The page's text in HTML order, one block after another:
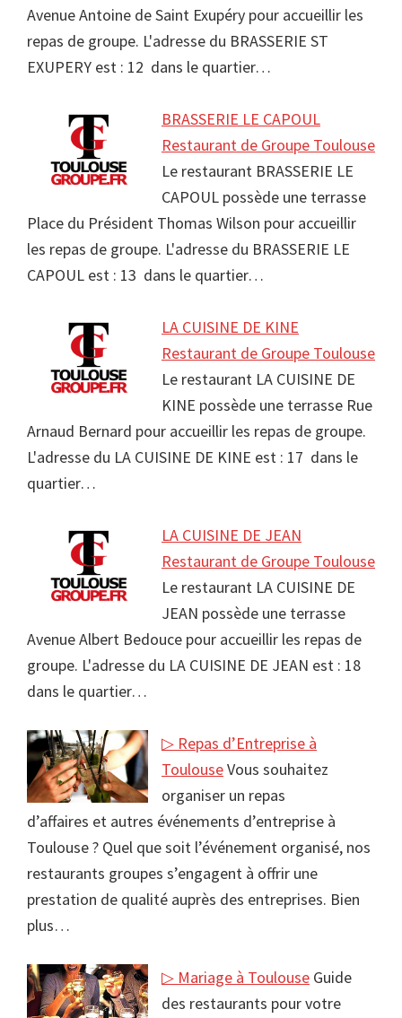
Avenue Antoine de Saint Exupéry pour accueillir les
repas de groupe. L'adresse du BRASSERIE ST
EXUPERY est : 12 dans le quartier…
BRASSERIE LE CAPOUL
Restaurant de Groupe Toulouse
Le restaurant BRASSERIE LE
CAPOUL possède une terrasse
Place du Président Thomas Wilson pour accueillir
les repas de groupe. L'adresse du BRASSERIE LE
CAPOUL est : 13 dans le quartier…
LA CUISINE DE KINE
Restaurant de Groupe Toulouse
Le restaurant LA CUISINE DE
KINE possède une terrasse Rue
Arnaud Bernard pour accueillir les repas de groupe.
L'adresse du LA CUISINE DE KINE est : 17 dans le
quartier…
LA CUISINE DE JEAN
Restaurant de Groupe Toulouse
Le restaurant LA CUISINE DE
JEAN possède une terrasse
Avenue Albert Bedouce pour accueillir les repas de
groupe. L'adresse du LA CUISINE DE JEAN est : 18
dans le quartier…
▷ Repas d’Entreprise à
ToulouseVous souhaitez
organiser un repas
d’affaires et autres événements d’entreprise à
Toulouse ? Quel que soit l’événement organisé, nos
restaurants groupes s’engagent à offrir une
prestation de qualité auprès des entreprises. Bien
plus…
▷ Mariage à Toulouse Guide
des restaurants pour votre